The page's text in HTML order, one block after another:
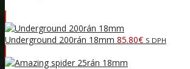
Underground 200rán 18mm 85.80€ S DPH